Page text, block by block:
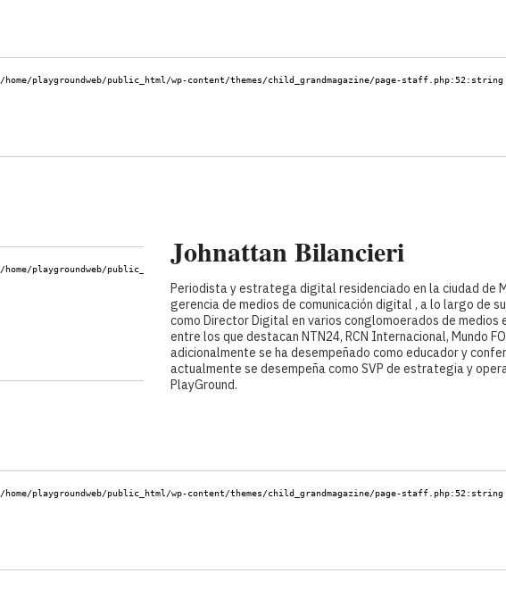
/home/playgroundweb/public_html/wp-content/themes/child_grandmagazine/page-staff.php:52: string
/home/playgroundweb/public_html/wp-content/themes/child_grandmagazine/page-staff.php:52:
Johnattan Bilancieri
Periodista y estratega digital residenciado en la ciudad de
gerencia de medios de comunicación digital , a lo largo de
como Director Digital en varios conglomoerados de medios
entre los que destacan NTN24, RCN Internacional, Mundo
adicionalmente se ha desempeñado como educador y
actualmente se desempeña como SVP de estrategia y
PlayGround.
/home/playgroundweb/public_html/wp-content/themes/child_grandmagazine/page-staff.php:52: string